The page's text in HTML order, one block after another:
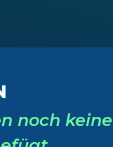
noch keine